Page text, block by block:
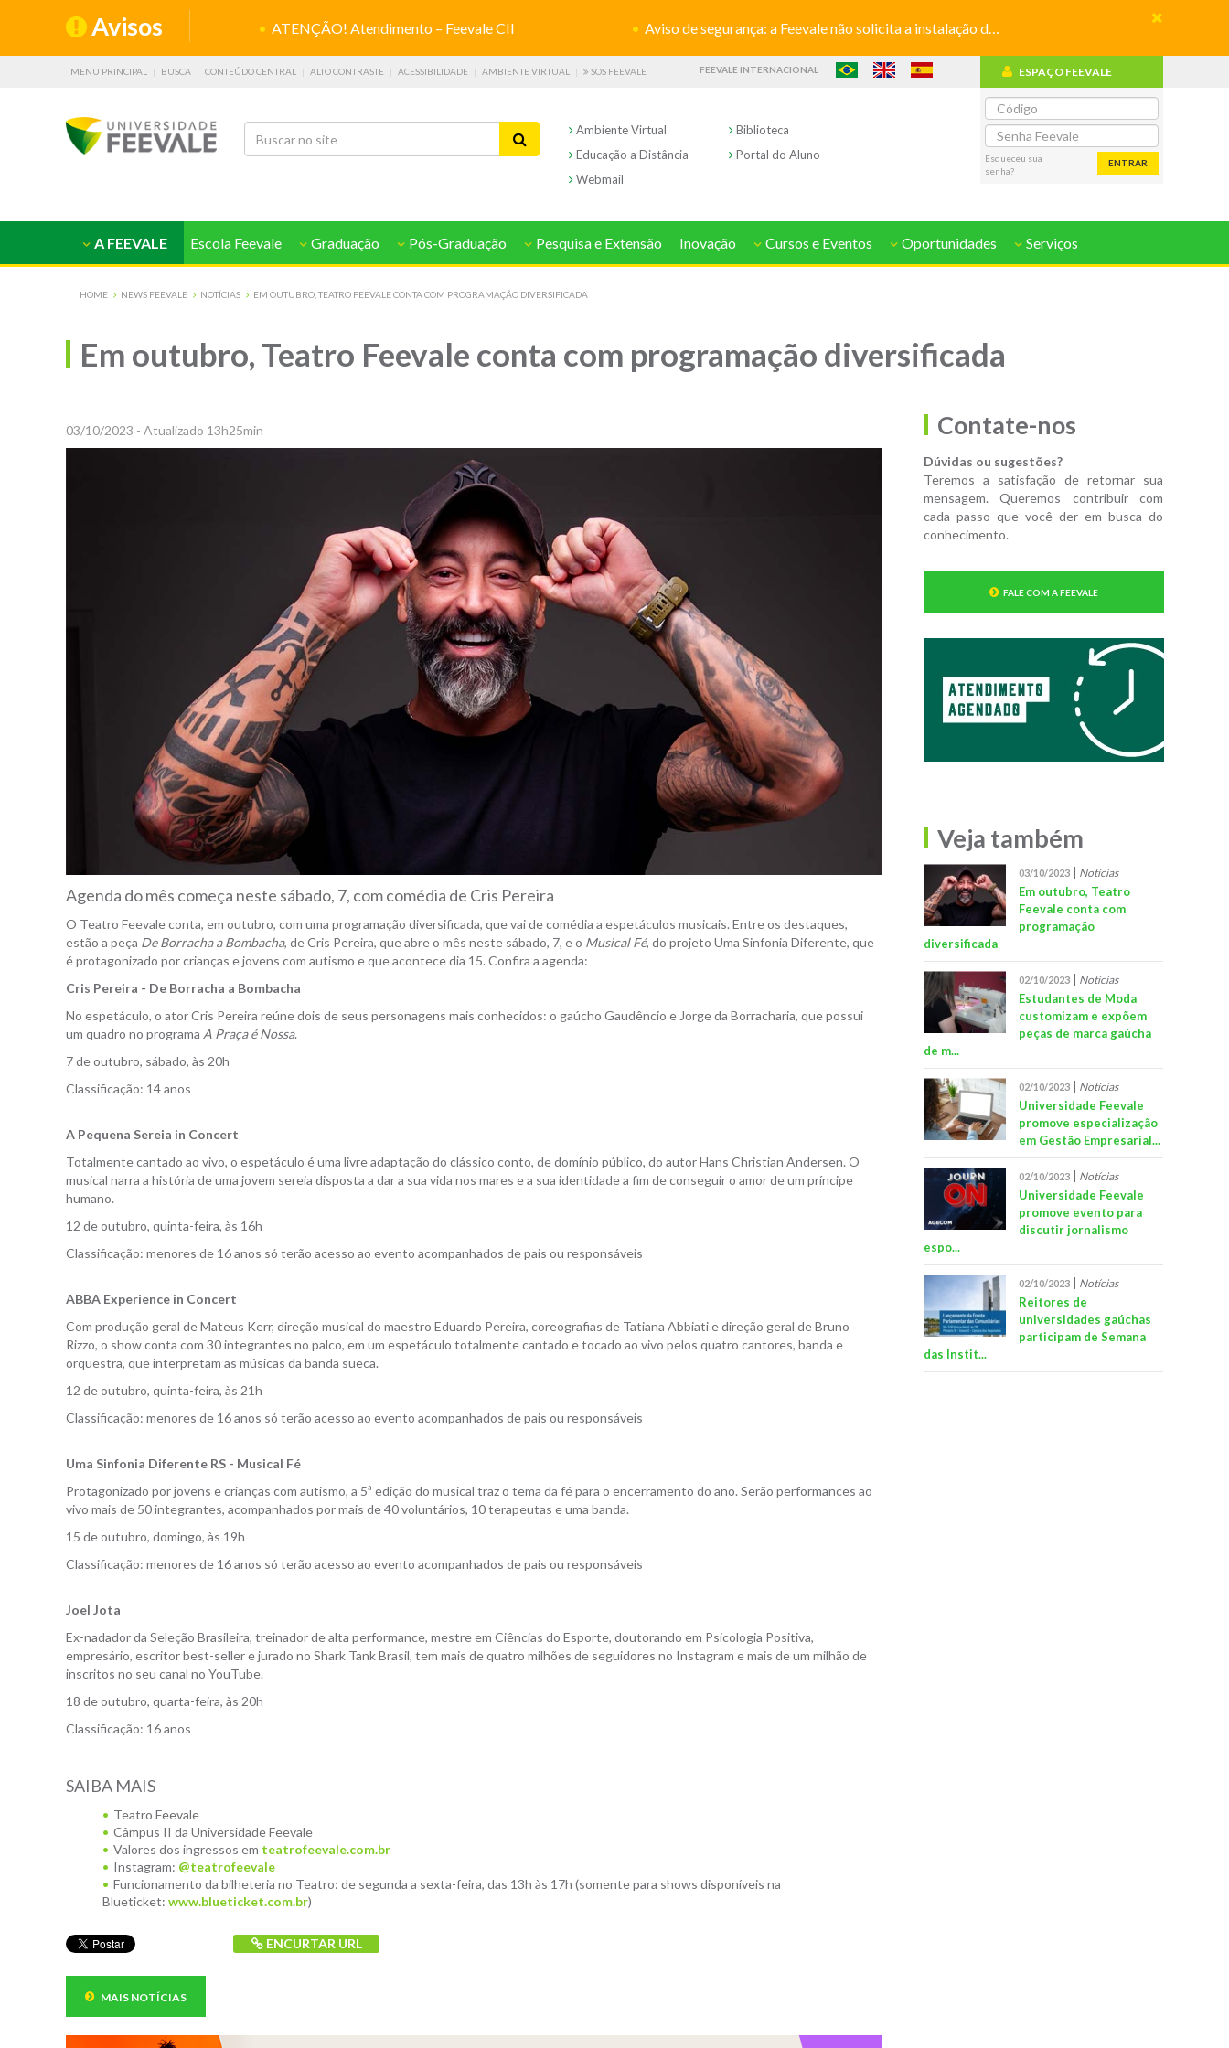
Avisos ATENÇÃO! Atendimento – Feevale CII Aviso de segurança: a Feevale não solicita a instalação de aplicativos
MENU PRINCIPAL BUSCA CONTEÚDO CENTRAL ALTO CONTRASTE ACESSIBILIDADE AMBIENTE VIRTUAL SOS FEEVALE FEEVALE INTERNACIONAL
Ambiente Virtual
Biblioteca
Educação a Distância
Portal do Aluno
Webmail
ESPAÇO FEEVALE
Esqueceu sua
senha?
ENTRAR
A FEEVALE Escola Feevale Graduação Pós-Graduação Pesquisa e Extensão Inovação Cursos e Eventos Oportunidades Serviços
HOME NEWS FEEVALE NOTÍCIAS EM OUTUBRO, TEATRO FEEVALE CONTA COM PROGRAMAÇÃO DIVERSIFICADA
Em outubro, Teatro Feevale conta com programação diversificada
03/10/2023 - Atualizado 13h25min
Agenda do mês começa neste sábado, 7, com comédia de Cris Pereira
O Teatro Feevale conta, em outubro, com uma programação diversificada, que vai de comédia a espetáculos musicais. Entre os destaques,
estão a peça De Borracha a Bombacha, de Cris Pereira, que abre o mês neste sábado, 7, e o Musical Fé, do projeto Uma Sinfonia Diferente, que
é protagonizado por crianças e jovens com autismo e que acontece dia 15. Confira a agenda:
Cris Pereira - De Borracha a Bombacha
No espetáculo, o ator Cris Pereira reúne dois de seus personagens mais conhecidos: o gaúcho Gaudêncio e Jorge da Borracharia, que possui
um quadro no programa A Praça é Nossa.
7 de outubro, sábado, às 20h
Classificação: 14 anos
A Pequena Sereia in Concert
Totalmente cantado ao vivo, o espetáculo é uma livre adaptação do clássico conto, de domínio público, do autor Hans Christian Andersen. O
musical narra a história de uma jovem sereia disposta a dar a sua vida nos mares e a sua identidade a fim de conseguir o amor de um príncipe
humano.
12 de outubro, quinta-feira, às 16h
Classificação: menores de 16 anos só terão acesso ao evento acompanhados de pais ou responsáveis
ABBA Experience in Concert
Com produção geral de Mateus Kerr, direção musical do maestro Eduardo Pereira, coreografias de Tatiana Abbiati e direção geral de Bruno
Rizzo, o show conta com 30 integrantes no palco, em um espetáculo totalmente cantado e tocado ao vivo pelos quatro cantores, banda e
orquestra, que interpretam as músicas da banda sueca.
12 de outubro, quinta-feira, às 21h
Classificação: menores de 16 anos só terão acesso ao evento acompanhados de pais ou responsáveis
Uma Sinfonia Diferente RS - Musical Fé
Protagonizado por jovens e crianças com autismo, a 5ª edição do musical traz o tema da fé para o encerramento do ano. Serão performances ao
vivo mais de 50 integrantes, acompanhados por mais de 40 voluntários, 10 terapeutas e uma banda.
15 de outubro, domingo, às 19h
Classificação: menores de 16 anos só terão acesso ao evento acompanhados de pais ou responsáveis
Joel Jota
Ex-nadador da Seleção Brasileira, treinador de alta performance, mestre em Ciências do Esporte, doutorando em Psicologia Positiva,
empresário, escritor best-seller e jurado no Shark Tank Brasil, tem mais de quatro milhões de seguidores no Instagram e mais de um milhão de
inscritos no seu canal no YouTube.
18 de outubro, quarta-feira, às 20h
Classificação: 16 anos
SAIBA MAIS
Teatro Feevale
Câmpus II da Universidade Feevale
Valores dos ingressos em teatrofeevale.com.br
Instagram: @teatrofeevale
Funcionamento da bilheteria no Teatro: de segunda a sexta-feira, das 13h às 17h (somente para shows disponíveis na
Blueticket: www.blueticket.com.br)
ENCURTAR URL
MAIS NOTÍCIAS
Contate-nos
Dúvidas ou sugestões?
Teremos a satisfação de retornar sua
mensagem. Queremos contribuir com
cada passo que você der em busca do
conhecimento.
FALE COM A FEEVALE
Veja também
03/10/2023 Notícias
Em outubro, Teatro
Feevale conta com
programação
diversificada
02/10/2023 Notícias
Estudantes de Moda
customizam e expõem
peças de marca gaúcha
de m...
02/10/2023 Notícias
Universidade Feevale
promove especialização
em Gestão Empresarial...
02/10/2023 Notícias
Universidade Feevale
promove evento para
discutir jornalismo
espo...
02/10/2023 Notícias
Reitores de
universidades gaúchas
participam de Semana
das Instit...